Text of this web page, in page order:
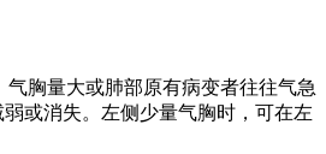
胸量大或肺部原有病变者往往气急
或消失。左侧少量气胸时，可在左